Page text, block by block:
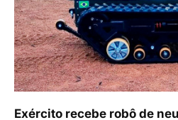
Exército recebe robô de